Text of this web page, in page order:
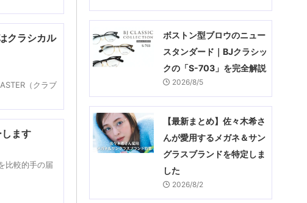
クラシカル
（クラブ
ます
比較的手の届
ボストン型ブロウのニュー
スタンダード｜BJクラシッ
クの「S-703」を完全解説
2026/8/5
【最新まとめ】佐々木希さ
んが愛用するメガネ＆サン
グラスブランドを特定しま
した
2026/8/2